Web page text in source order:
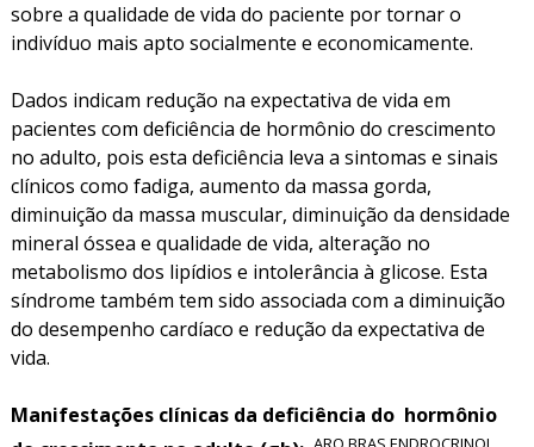
sobre a qualidade de vida do paciente por tornar o
indivíduo mais apto socialmente e economicamente.
Dados indicam redução na expectativa de vida em
pacientes com deficiência de hormônio do crescimento
no adulto, pois esta deficiência leva a sintomas e sinais
clínicos como fadiga, aumento da massa gorda,
diminuição da massa muscular, diminuição da densidade
mineral óssea e qualidade de vida, alteração no
metabolismo dos lipídios e intolerância à glicose. Esta
síndrome também tem sido associada com a diminuição
do desempenho cardíaco e redução da expectativa de
vida.
Manifestações clínicas da deficiência do hormônio